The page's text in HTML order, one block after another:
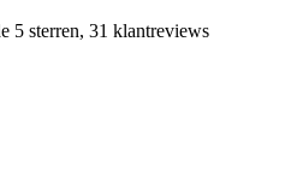
5 sterren, 31 klantreviews